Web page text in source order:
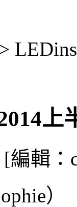
>
上
[編輯：
）